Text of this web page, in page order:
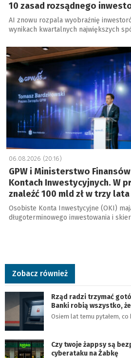
10 zasad rozsądnego
AI znowu rozpala wyobraźnię
wynikach kwartalnych największych
a
06.08.2026 (20:16)
GPW i Ministerstwo
Kontach Inwestycyjnych. W
znaleźć 100 mld zł w trzy lata
Osobiste Konta Inwestycyjne (OKI)
długoterminowego inwestowania i
Zobacz również
Rząd radzi trzymać
Banki robią wszystko,
Osiem lat temu pytałem, co
Czy twoje żappsy są
cyberataku na Żabkę